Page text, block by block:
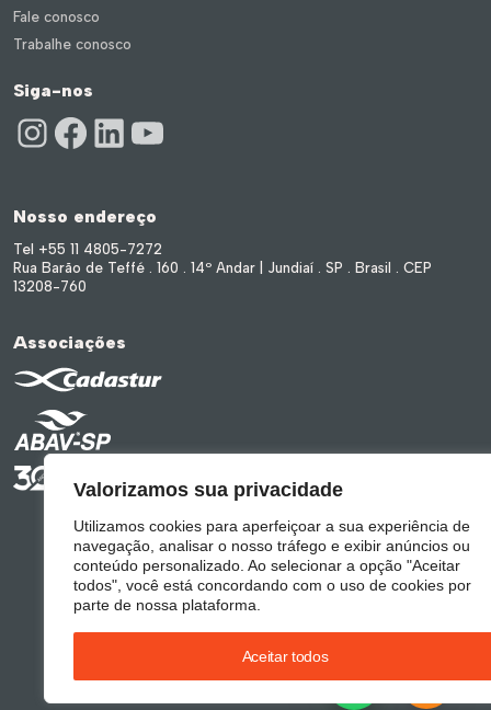
Fale conosco
Trabalhe conosco
Siga-nos
Instagram
Nosso endereço
Tel +55 11 4805-7272
Rua Barão de Teffé . 160 . 14º Andar | Jundiaí . SP . Brasil . CEP
13208-760
Associações
Valorizamos sua privacidade
Utilizamos cookies para aperfeiçoar a sua experiência de
navegação, analisar o nosso tráfego e exibir anúncios ou
conteúdo personalizado. Ao selecionar a opção "Aceitar
todos", você está concordando com o uso de cookies por
parte de nossa plataforma.
Aceitar todos